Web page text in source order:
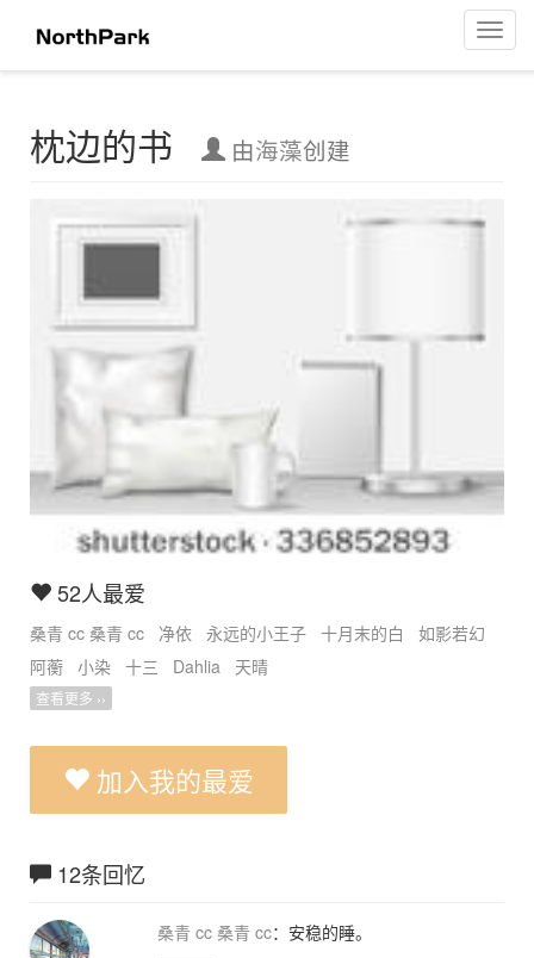
菜
单
枕边的书 由海藻创建
52人最爱
桑青 cc 桑青 cc 净依 永远的小王子 十月末的白
如影若幻
阿蘅
小染 十三 Dahlia 天晴
查看更多 ››
加入我的最爱
12条回忆
桑青 cc 桑青 cc：安稳的睡。